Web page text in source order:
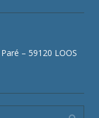
– 59120 LOOS